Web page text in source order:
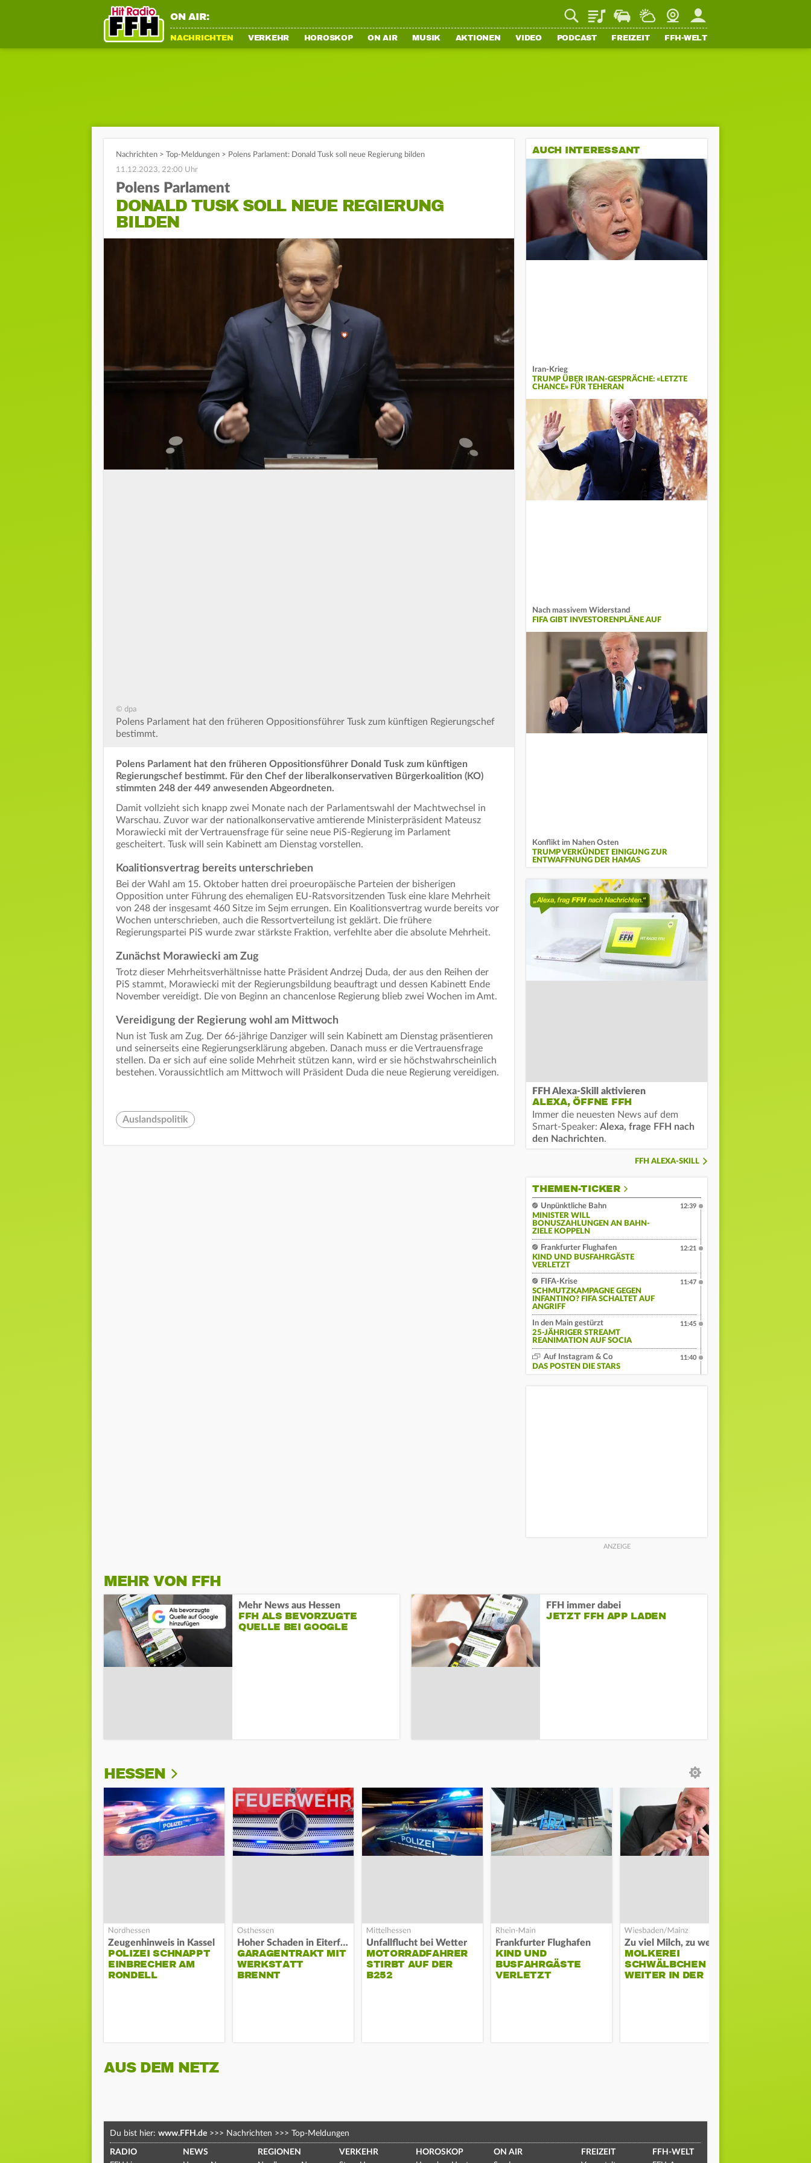
ON AIR: PlaylistStaupilotWetterWebcamMein FFH
NACHRICHTEN VERKEHR HOROSKOP ON AIR MUSIK AKTIONEN VIDEO PODCAST FREIZEIT FFH-WELT
Nachrichten > Top-Meldungen > Polens Parlament: Donald Tusk soll neue Regierung bilden
11.12.2023, 22:00 Uhr
Polens Parlament
DONALD TUSK SOLL NEUE REGIERUNG
BILDEN
© dpa
Polens Parlament hat den früheren Oppositionsführer Tusk zum künftigen Regierungschef
bestimmt.
Polens Parlament hat den früheren Oppositionsführer Donald Tusk zum künftigen
Regierungschef bestimmt. Für den Chef der liberalkonservativen Bürgerkoalition (KO)
stimmten 248 der 449 anwesenden Abgeordneten.
Damit vollzieht sich knapp zwei Monate nach der Parlamentswahl der Machtwechsel in
Warschau. Zuvor war der nationalkonservative amtierende Ministerpräsident Mateusz
Morawiecki mit der Vertrauensfrage für seine neue PiS-Regierung im Parlament
gescheitert. Tusk will sein Kabinett am Dienstag vorstellen.
Koalitionsvertrag bereits unterschrieben
Bei der Wahl am 15. Oktober hatten drei proeuropäische Parteien der bisherigen
Opposition unter Führung des ehemaligen EU-Ratsvorsitzenden Tusk eine klare Mehrheit
von 248 der insgesamt 460 Sitze im Sejm errungen. Ein Koalitionsvertrag wurde bereits vor
Wochen unterschrieben, auch die Ressortverteilung ist geklärt. Die frühere
Regierungspartei PiS wurde zwar stärkste Fraktion, verfehlte aber die absolute Mehrheit.
Zunächst Morawiecki am Zug
Trotz dieser Mehrheitsverhältnisse hatte Präsident Andrzej Duda, der aus den Reihen der
PiS stammt, Morawiecki mit der Regierungsbildung beauftragt und dessen Kabinett Ende
November vereidigt. Die von Beginn an chancenlose Regierung blieb zwei Wochen im Amt.
Vereidigung der Regierung wohl am Mittwoch
Nun ist Tusk am Zug. Der 66-jährige Danziger will sein Kabinett am Dienstag präsentieren
und seinerseits eine Regierungserklärung abgeben. Danach muss er die Vertrauensfrage
stellen. Da er sich auf eine solide Mehrheit stützen kann, wird er sie höchstwahrscheinlich
bestehen. Voraussichtlich am Mittwoch will Präsident Duda die neue Regierung vereidigen.
Auslandspolitik
AUCH INTERESSANT
Iran-Krieg
TRUMP ÜBER IRAN-GESPRÄCHE: «LETZTE
CHANCE» FÜR TEHERAN
Nach massivem Widerstand
FIFA GIBT INVESTORENPLÄNE AUF
Konflikt im Nahen Osten
TRUMP VERKÜNDET EINIGUNG ZUR
ENTWAFFNUNG DER HAMAS
FFH Alexa-Skill aktivieren
ALEXA, ÖFFNE FFH
Immer die neuesten News auf dem
Smart-Speaker: Alexa, frage FFH nach
den Nachrichten.
FFH ALEXA-SKILL
THEMEN-TICKER
Unpünktliche Bahn
MINISTER WILL
BONUSZAHLUNGEN AN BAHN-
ZIELE KOPPELN
12:39
Frankfurter Flughafen
KIND UND BUSFAHRGÄSTE
VERLETZT
12:21
FIFA-Krise
SCHMUTZKAMPAGNE GEGEN
INFANTINO? FIFA SCHALTET AUF
ANGRIFF
11:47
In den Main gestürzt
25-JÄHRIGER STREAMT
REANIMATION AUF SOCIA
11:45
Auf Instagram & Co
DAS POSTEN DIE STARS
11:40
MEHR VON FFH
Mehr News aus Hessen
FFH ALS BEVORZUGTE
QUELLE BEI GOOGLE
FFH immer dabei
JETZT FFH APP LADEN
HESSEN
Zeugenhinweis in Kassel
POLIZEI SCHNAPPT
EINBRECHER AM
RONDELL
Hoher Schaden in Eiterfeld
GARAGENTRAKT MIT
WERKSTATT
BRENNT
Unfallflucht bei Wetter
MOTORRADFAHRER
STIRBT AUF DER
B252
Frankfurter Flughafen
KIND UND
BUSFAHRGÄSTE
VERLETZT
MOLKEREI
SCHWÄLBCHEN
WEITER IN DER
AUS DEM NETZ
Du bist hier: www.FFH.de >>> Nachrichten >>> Top-Meldungen
RADIO NEWS REGIONEN VERKEHR HOROSKOP ON AIR FREIZEIT FFH-WELT